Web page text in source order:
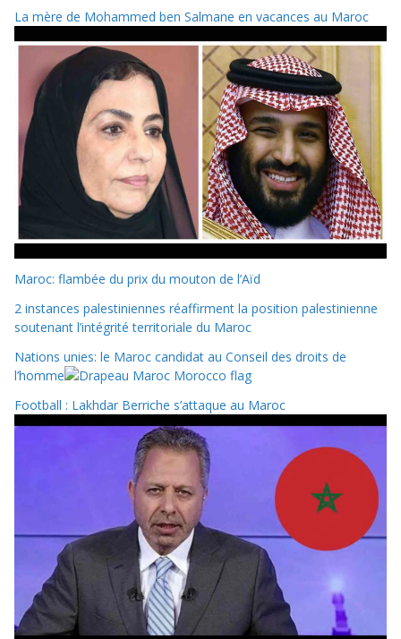
La mère de Mohammed ben Salmane en vacances au Maroc
Maroc: flambée du prix du mouton de l’Aïd
2 instances palestiniennes réaffirment la position palestinienne
soutenant l’intégrité territoriale du Maroc
Nations unies: le Maroc candidat au Conseil des droits de
l’homme
Football : Lakhdar Berriche s’attaque au Maroc